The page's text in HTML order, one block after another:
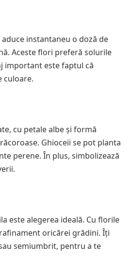
instantaneu o doză de
Aceste flori preferă solurile
important este faptul că
culoare.
cu petale albe și formă
Ghioceii se pot planta
perene. În plus, simbolizează
este alegerea ideală. Cu florile
oricărei grădini. Îți
semiumbrit, pentru a te